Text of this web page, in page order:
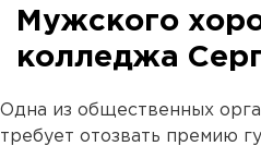
Мужского
колледжа
Одна из общественных
требует отозвать премию